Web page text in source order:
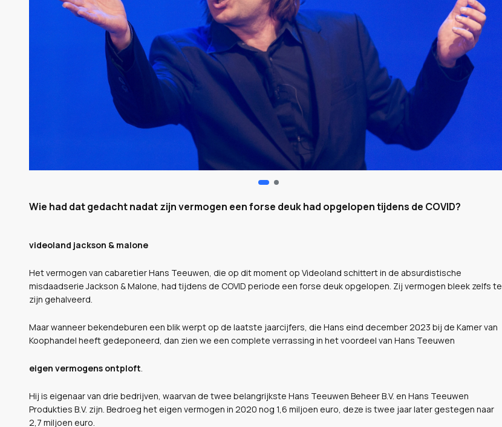
Wie had dat gedacht nadat zijn vermogen een forse deuk had opgelopen tijdens de COVID?
videoland jackson & malone
Het vermogen van cabaretier Hans Teeuwen, die op dit moment op Videoland schittert in de absurdistische
misdaadserie Jackson & Malone, had tijdens de COVID periode een forse deuk opgelopen. Zij vermogen bleek zelfs te
zijn gehalveerd.
Maar wanneer bekendeburen een blik werpt op de laatste jaarcijfers, die Hans eind december 2023 bij de Kamer van
Koophandel heeft gedeponeerd, dan zien we een complete verrassing in het voordeel van Hans Teeuwen
eigen vermogens ontploft
Hij is eigenaar van drie bedrijven, waarvan de twee belangrijkste Hans Teeuwen Beheer B.V. en Hans Teeuwen
Produkties B.V. zijn. Bedroeg het eigen vermogen in 2020 nog 1,6 miljoen euro, deze is twee jaar later gestegen naar
2,7 miljoen euro.